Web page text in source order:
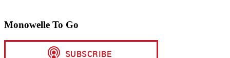
Monowelle To Go